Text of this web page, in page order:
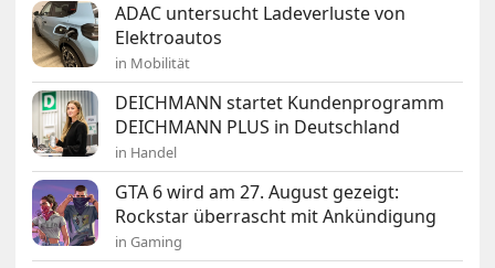
ADAC untersucht Ladeverluste von
Elektroautos
in Mobilität
DEICHMANN startet Kundenprogramm
DEICHMANN PLUS in Deutschland
in Handel
GTA 6 wird am 27. August gezeigt:
Rockstar überrascht mit Ankündigung
in Gaming